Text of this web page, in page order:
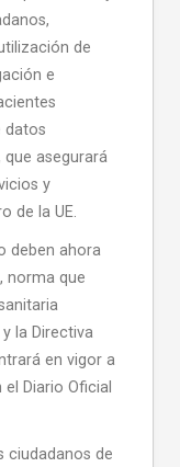
de
e
datos
asegurará
y
de la UE.
deben ahora
norma que
la Directiva
en vigor a
Diario Oficial
ciudadanos de